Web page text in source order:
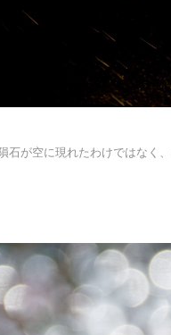
石が空に現れたわけではなく、